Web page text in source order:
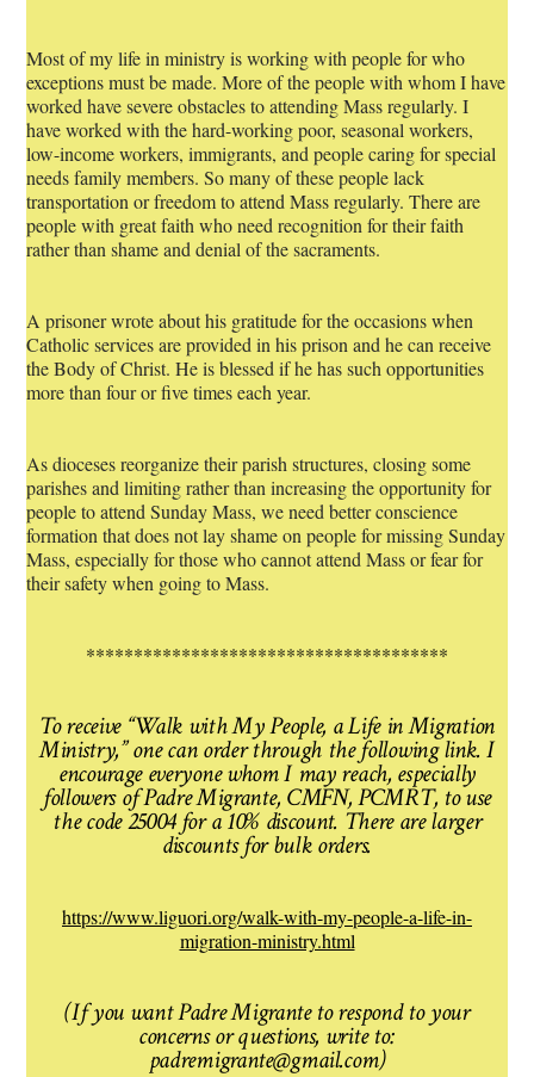
Most of my life in ministry is working with people for who
exceptions must be made. More of the people with whom I have
worked have severe obstacles to attending Mass regularly. I
have worked with the hard-working poor, seasonal workers,
low-income workers, immigrants, and people caring for special
needs family members. So many of these people lack
transportation or freedom to attend Mass regularly. There are
people with great faith who need recognition for their faith
rather than shame and denial of the sacraments.
A prisoner wrote about his gratitude for the occasions when
Catholic services are provided in his prison and he can receive
the Body of Christ. He is blessed if he has such opportunities
more than four or five times each year.
As dioceses reorganize their parish structures, closing some
parishes and limiting rather than increasing the opportunity for
people to attend Sunday Mass, we need better conscience
formation that does not lay shame on people for missing Sunday
Mass, especially for those who cannot attend Mass or fear for
their safety when going to Mass.
**************************************
To receive “Walk with My People, a Life in Migration
Ministry,” one can order through the following link. I
encourage everyone whom I may reach, especially
followers of Padre Migrante, CMFN, PCMRT, to use
the code 25004 for a 10% discount. There are larger
discounts for bulk orders.
https://www.liguori.org/walk-with-my-people-a-life-in-
migration-ministry.html
(If you want Padre Migrante to respond to your
concerns or questions, write to:
padremigrante@gmail.com)